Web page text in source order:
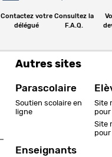
Contactez votre
délégué
Consultez la
F.A.Q.
Autres sites
Parascolaire
Soutien scolaire en
ligne
Enseignants
Site
pour
Site
pour